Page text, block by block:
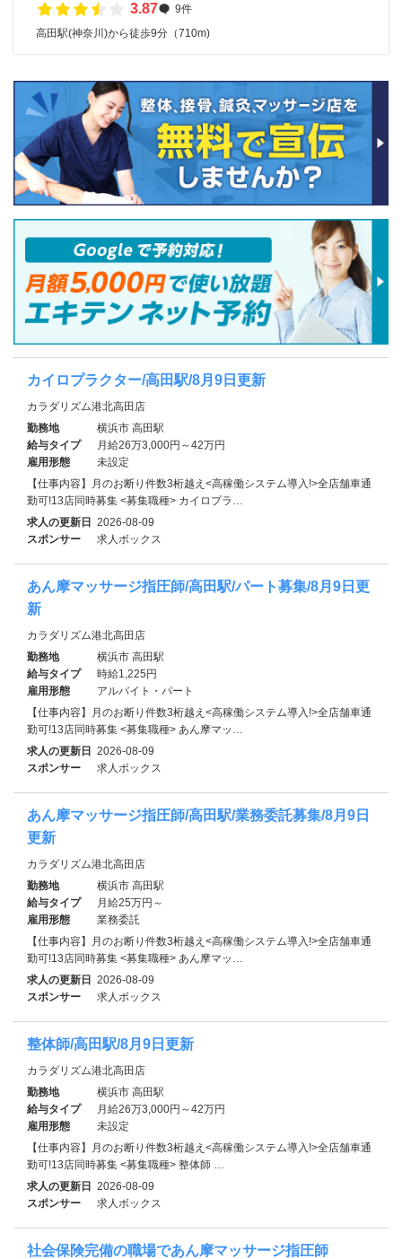
3.87
9件
高田駅(神奈川)から徒歩9分（710m)
カイロプラクター/高田駅/8月9日更新
カラダリズム港北高田店
勤務地
横浜市 高田駅
給与タイプ
月給26万3,000円～42万円
雇用形態
未設定
【仕事内容】月のお断り件数3桁越え<高稼働システム導入!>全店舗車通
勤可!13店同時募集 <募集職種> カイロプラ…
求人の更新日 2026-08-09
スポンサー
求人ボックス
あん摩マッサージ指圧師/高田駅/パート募集/8月9日更
新
カラダリズム港北高田店
勤務地
横浜市 高田駅
給与タイプ
時給1,225円
雇用形態
アルバイト・パート
【仕事内容】月のお断り件数3桁越え<高稼働システム導入!>全店舗車通
勤可!13店同時募集 <募集職種> あん摩マッ…
求人の更新日 2026-08-09
スポンサー
求人ボックス
あん摩マッサージ指圧師/高田駅/業務委託募集/8月9日
更新
カラダリズム港北高田店
勤務地
横浜市 高田駅
給与タイプ
月給25万円～
雇用形態
業務委託
【仕事内容】月のお断り件数3桁越え<高稼働システム導入!>全店舗車通
勤可!13店同時募集 <募集職種> あん摩マッ…
求人の更新日 2026-08-09
スポンサー
求人ボックス
整体師/高田駅/8月9日更新
カラダリズム港北高田店
勤務地
横浜市 高田駅
給与タイプ
月給26万3,000円～42万円
雇用形態
未設定
【仕事内容】月のお断り件数3桁越え<高稼働システム導入!>全店舗車通
勤可!13店同時募集 <募集職種> 整体師 …
求人の更新日 2026-08-09
スポンサー
求人ボックス
社会保険完備の職場であん摩マッサージ指圧師